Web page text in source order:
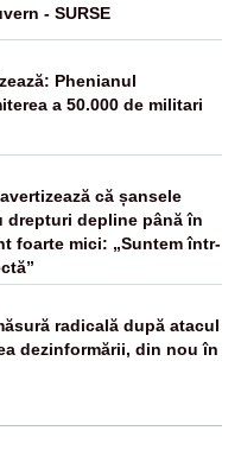
- SURSE
Phenianul
a 50.000 de militari
că șansele
drepturi depline până în
foarte mici: „Suntem într-
radicală după atacul
dezinformării, din nou în